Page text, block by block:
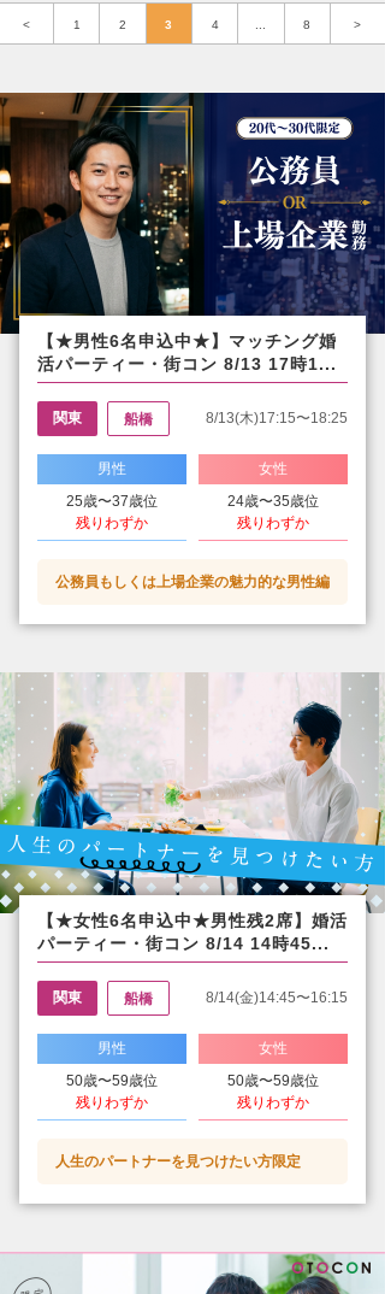
< 1 2 3 4 8 >
【★男性6名申込中★】マッチング婚
活パーティー・街コン 8/13 17時1...
関東 船橋 8/13(木)17:15〜18:25
男性
25歳〜37歳位
残りわずか
女性
24歳〜35歳位
残りわずか
公務員もしくは上場企業の魅力的な男性編
【★女性6名申込中★男性残2席】婚活
パーティー・街コン 8/14 14時45...
関東 船橋 8/14(金)14:45〜16:15
男性
50歳〜59歳位
残りわずか
女性
50歳〜59歳位
残りわずか
人生のパートナーを見つけたい方限定